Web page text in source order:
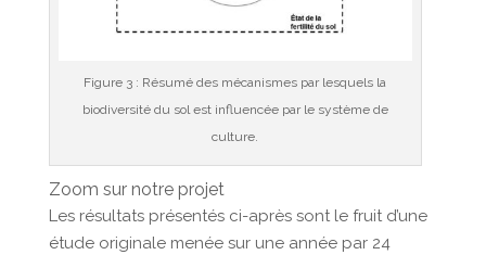
Figure 3 : Résumé des mécanismes par lesquels la
biodiversité du sol est influencée par le système de
culture.
Zoom sur notre projet
Les résultats présentés ci-après sont le fruit d’une
étude originale menée sur une année par 24